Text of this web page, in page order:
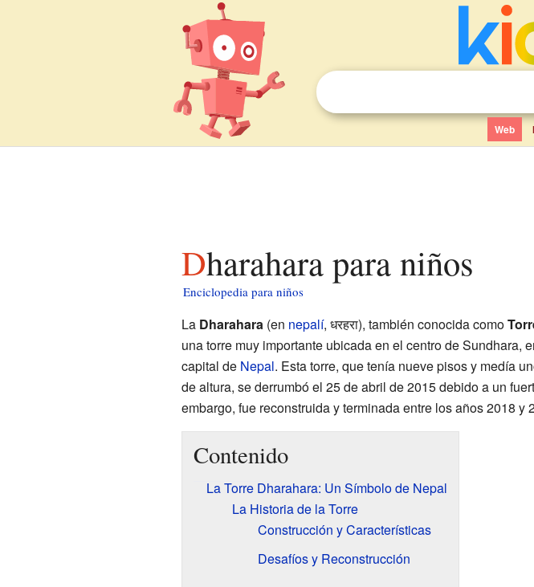
Web
Dharahara para niños
Enciclopedia para niños
La Dharahara(en nepalí, धरहरा), también conocida como
una torre muy importante ubicada en el centro de Sundhara,
capital de Nepal. Esta torre, que tenía nueve pisos y medía
de altura, se derrumbó el 25 de abril de 2015 debido a un
embargo, fue reconstruida y terminada entre los años 2018 y
Contenido
La Torre Dharahara: Un Símbolo de Nepal
La Historia de la Torre
Construcción y Características
Desafíos y Reconstrucción